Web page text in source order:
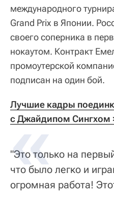
международного
Grand Prix в Японии.
своего соперника в
нокаутом. Контракт
промоутерской
подписан на один бой.
Лучшие кадры
с Джайдипом Сингхом
"Это только на
что было легко и
огромная работа!